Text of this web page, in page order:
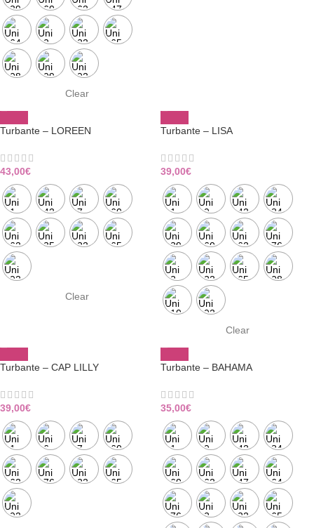
Clear
Turbante – LOREEN
43,00€
Clear
Turbante – LISA
39,00€
Clear
Turbante – CAP LILLY
39,00€
Turbante – BAHAMA
35,00€